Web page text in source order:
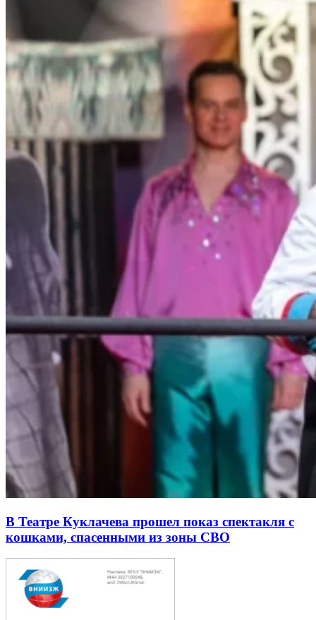
В Театре Куклачева прошел показ спектакля с
кошками, спасенными из зоны СВО